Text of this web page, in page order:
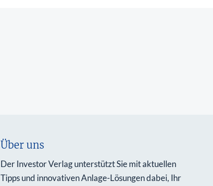
Über uns
Der Investor Verlag unterstützt Sie mit aktuellen
Tipps und innovativen Anlage-Lösungen dabei, Ihr